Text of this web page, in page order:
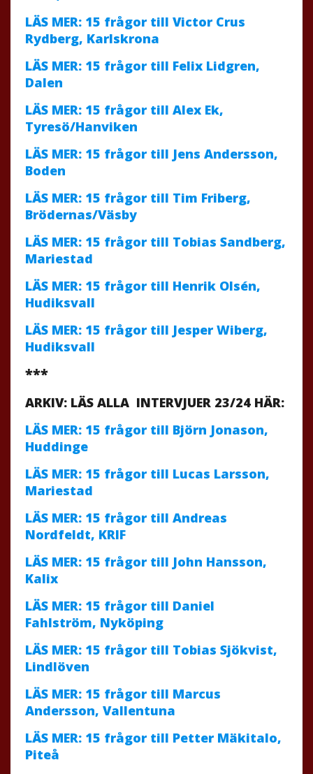
LÄS MER: 15 frågor till Victor Crus
Rydberg, Karlskrona
LÄS MER: 15 frågor till Felix Lidgren,
Dalen
LÄS MER: 15 frågor till Alex Ek,
Tyresö/Hanviken
LÄS MER: 15 frågor till Jens Andersson,
Boden
LÄS MER: 15 frågor till Tim Friberg,
Brödernas/Väsby
LÄS MER: 15 frågor till Tobias Sandberg,
Mariestad
LÄS MER: 15 frågor till Henrik Olsén,
Hudiksvall
LÄS MER: 15 frågor till Jesper Wiberg,
Hudiksvall
***
ARKIV: LÄS ALLA INTERVJUER 23/24 HÄR:
LÄS MER: 15 frågor till Björn Jonason,
Huddinge
LÄS MER: 15 frågor till Lucas Larsson,
Mariestad
LÄS MER: 15 frågor till Andreas
Nordfeldt, KRIF
LÄS MER: 15 frågor till John Hansson,
Kalix
LÄS MER: 15 frågor till Daniel
Fahlström, Nyköping
LÄS MER: 15 frågor till Tobias Sjökvist,
Lindlöven
LÄS MER: 15 frågor till Marcus
Andersson, Vallentuna
LÄS MER: 15 frågor till Petter Mäkitalo,
Piteå